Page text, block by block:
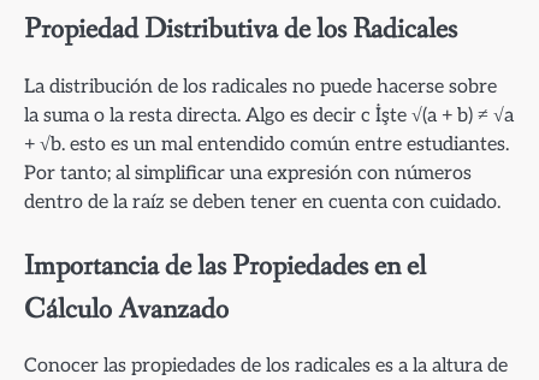
Propiedad Distributiva de los Radicales
La distribución de los radicales no puede hacerse sobre
la suma o la resta directa. Algo es decir c İşte √(a + b) ≠ √a
+ √b. esto es un mal entendido común entre estudiantes.
Por tanto; al simplificar una expresión con números
dentro de la raíz se deben tener en cuenta con cuidado.
Importancia de las Propiedades en el
Cálculo Avanzado
Conocer las propiedades de los radicales es a la altura de